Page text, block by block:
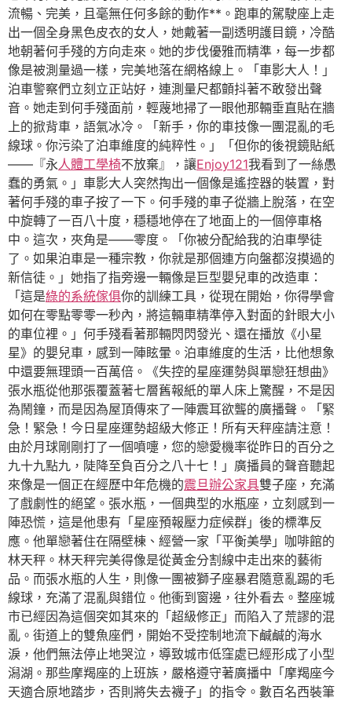
流暢、完美，且毫無任何多餘的動作**。跑車的駕駛座上走
出一個全身黑色皮衣的女人，她戴著一副透明護目鏡，冷酷
地朝著何手殘的方向走來。她的步伐優雅而精準，每一步都
像是被測量過一樣，完美地落在網格線上。「車影大人！」
泊車警察們立刻立正站好，連測量尺都顫抖著不敢發出聲
音。她走到何手殘面前，輕蔑地掃了一眼他那輛垂直貼在牆
上的掀背車，語氣冰冷。「新手，你的車技像一團混亂的毛
線球。你污染了泊車維度的純粹性。」「但你的後視鏡貼紙
——『永人體工學椅不放棄』，讓Enjoy121我看到了一絲愚
蠢的勇氣。」車影大人突然掏出一個像是遙控器的裝置，對
著何手殘的車子按了一下。何手殘的車子從牆上脫落，在空
中旋轉了一百八十度，穩穩地停在了地面上的一個停車格
中。這次，夾角是——零度。「你被分配給我的泊車學徒
了。如果泊車是一種宗教，你就是那個連方向盤都沒摸過的
新信徒。」她指了指旁邊一輛像是巨型嬰兒車的改造車：
「這是綠的系統傢俱你的訓練工具，從現在開始，你得學會
如何在零點零零一秒內，將這輛車精準停入對面的針眼大小
的車位裡。」何手殘看著那輛閃閃發光、還在播放《小星
星》的嬰兒車，感到一陣眩暈。泊車維度的生活，比他想象
中還要無理頭一百萬倍。《失控的星座運勢與單戀狂想曲》
張水瓶從他那張覆蓋著七層舊報紙的單人床上驚醒，不是因
為鬧鐘，而是因為屋頂傳來了一陣震耳欲聾的廣播聲。「緊
急！緊急！今日星座運勢超級大修正！所有天秤座請注意！
由於月球剛剛打了一個噴嚏，您的戀愛機率從昨日的百分之
九十九點九，陡降至負百分之八十七！」廣播員的聲音聽起
來像是一個正在經歷中年危機的震旦辦公家具雙子座，充滿
了戲劇性的絕望。張水瓶，一個典型的水瓶座，立刻感到一
陣恐慌，這是他患有「星座預報壓力症候群」後的標準反
應。他單戀著住在隔壁棟、經營一家「平衡美學」咖啡館的
林天秤。林天秤完美得像是從黃金分割線中走出來的藝術
品。而張水瓶的人生，則像一團被獅子座暴君隨意亂踢的毛
線球，充滿了混亂與錯位。他衝到窗邊，往外看去。整座城
市已經因為這個突如其來的「超級修正」而陷入了荒謬的混
亂。街道上的雙魚座們，開始不受控制地流下鹹鹹的海水
淚，他們無法停止地哭泣，導致城市低窪處已經形成了小型
潟湖。那些摩羯座的上班族，嚴格遵守著廣播中「摩羯座今
天適合原地踏步，否則將失去襪子」的指令。數百名西裝筆